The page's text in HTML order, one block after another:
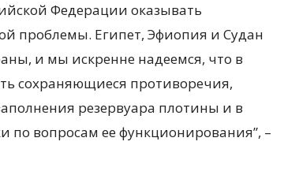
Федерации оказывать
проблемы. Египет, Эфиопия и Судан
и мы искренне надеемся, что в
сохраняющиеся противоречия,
резервуара плотины и в
вопросам ее функционирования”, –